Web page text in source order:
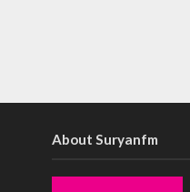
About Suryanfm